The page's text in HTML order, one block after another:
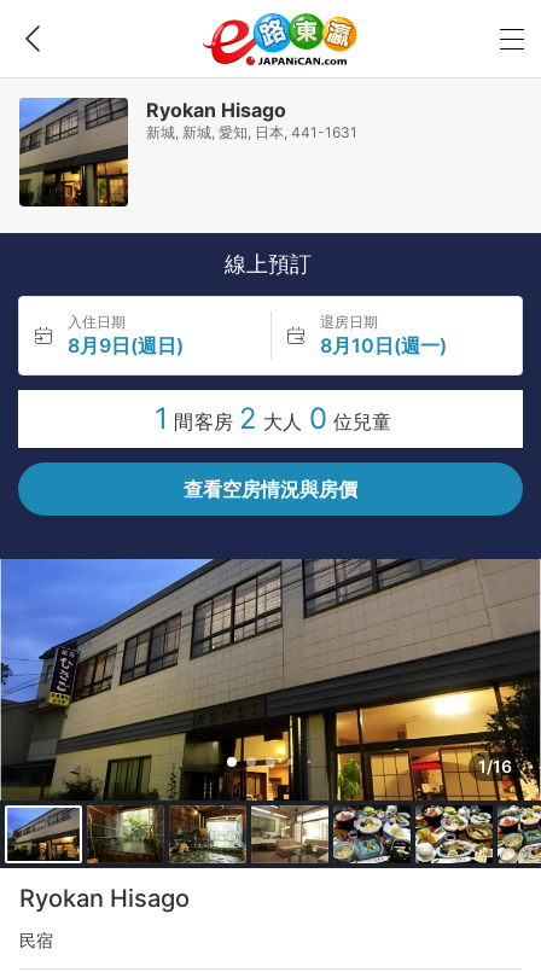
Ryokan Hisago
新城, 新城, 愛知, 日本, 441-1631
線上預訂
入住日期
8月9日(週日)
退房日期
8月10日(週一)
1 間客房 2 大人 0 位兒童
查看空房情況與房價
1/16
Ryokan Hisago
民宿